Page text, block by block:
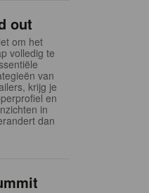
out
om het
volledig te
van
krijg je
en
in
dan